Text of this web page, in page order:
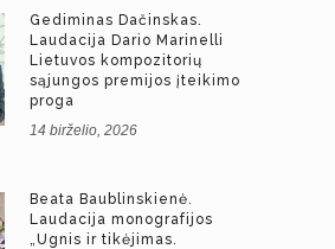
Gediminas Dačinskas.
Laudacija Dario Marinelli
Lietuvos kompozitorių
sąjungos premijos įteikimo
proga
14 birželio, 2026
Beata Baublinskienė.
Laudacija monografijos
„Ugnis ir tikėjimas.